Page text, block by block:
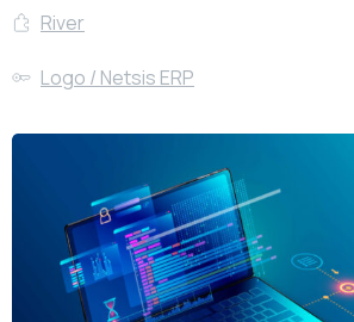
River
Logo / Netsis ERP